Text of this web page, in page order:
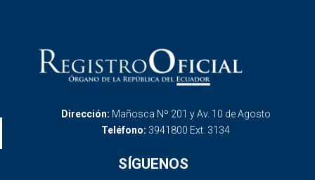
Dirección: Mañosca Nº 201 y Av. 10 de Agosto
Teléfono: 3941800 Ext. 3134
SÍGUENOS